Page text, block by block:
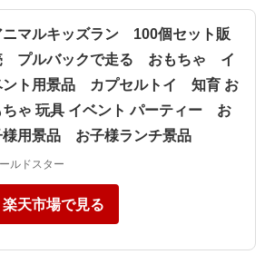
ニマルキッズラン 100個セット販
プルバックで走る おもちゃ イ
ント用景品 カプセルトイ 知育 お
ちゃ 玩具 イベント パーティー お
様用景品 お子様ランチ景品
ルドスター
楽天市場で見る